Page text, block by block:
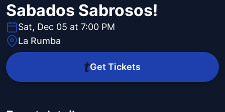
Sabados Sabrosos!
Sat, Dec 05 at 7:00 PM
La Rumba
Get Tickets